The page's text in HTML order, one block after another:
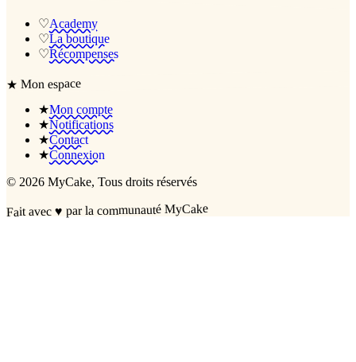
♡Academy
♡La boutique
♡Récompenses
★Mon espace
★Mon compte
★Notifications
★Contact
★Connexion
© 2026 MyCake, Tous droits réservés
Fait avec♥ par la communauté MyCake